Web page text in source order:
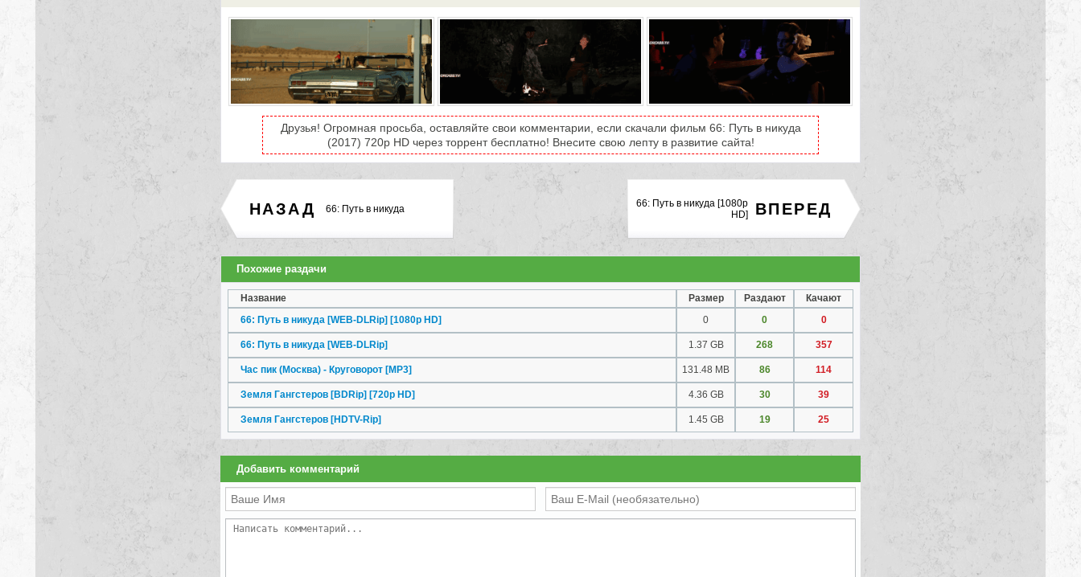
Друзья! Огромная просьба, оставляйте свои комментарии, если скачали фильм 66: Путь в никуда
(2017) 720p HD через торрент бесплатно! Внесите свою лепту в развитие сайта!
НАЗАД 66: Путь в никуда ВПЕРЕД
66: Путь в никуда [1080p
HD]
Похожие раздачи
Название Размер Раздают
Качают
66: Путь в никуда [WEB-DLRip] [1080p HD]
0 0 0
66: Путь в никуда [WEB-DLRip] 1.37 GB 268 357
Час пик (Москва) - Круговорот [MP3] 131.48 MB 86 114
Земля Гангстеров [BDRip] [720p HD] 4.36 GB 30 39
Земля Гангстеров [HDTV-Rip] 1.45 GB 19 25
Добавить комментарий